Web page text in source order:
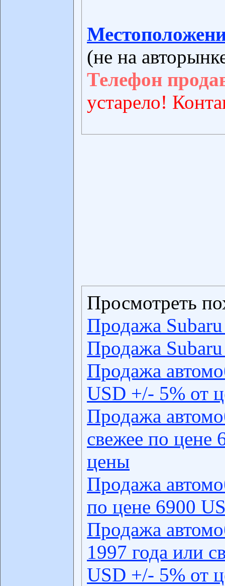
(не на
Телефон
устарело!
Просмотреть
Продажа
Продажа
Продажа
USD +/- 5% от
Продажа
свежее по цене
цены
Продажа
по цене 6900
Продажа
1997 года или
USD +/- 5% от